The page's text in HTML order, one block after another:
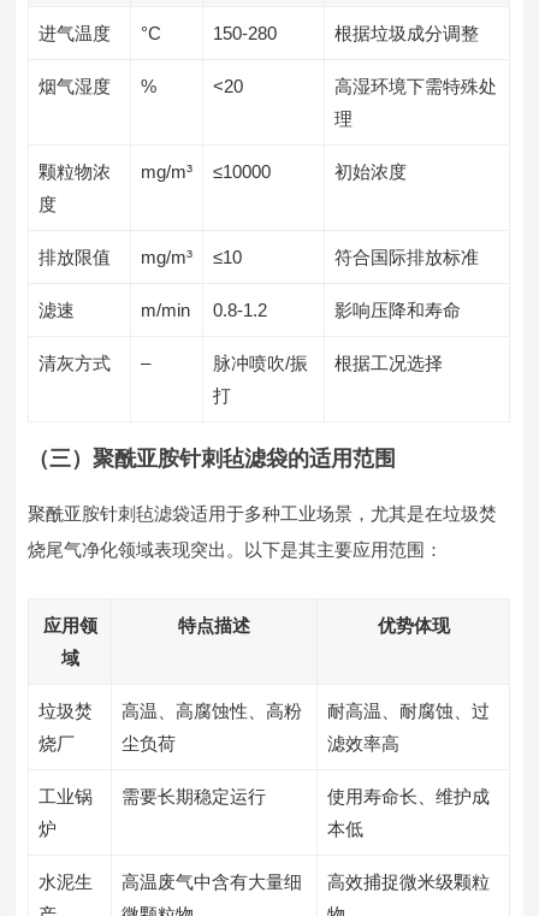
进气温度 °C 150-280 根据垃圾成分调整
烟气湿度 % <20
高湿环境下需特殊处
理
颗粒物浓
度
mg/m³ ≤10000 初始浓度
排放限值 mg/m³ ≤10 符合国际排放标准
滤速 m/min 0.8-1.2 影响压降和寿命
清灰方式 –
脉冲喷吹/振
打
根据工况选择
（三）聚酰亚胺针刺毡滤袋的适用范围
聚酰亚胺针刺毡滤袋适用于多种工业场景，尤其是在垃圾焚
烧尾气净化领域表现突出。以下是其主要应用范围：
应用领
域
特点描述 优势体现
垃圾焚
烧厂
高温、高腐蚀性、高粉
尘负荷
耐高温、耐腐蚀、过
滤效率高
工业锅
炉
需要长期稳定运行
使用寿命长、维护成
本低
水泥生
高温废气中含有大量细
高效捕捉微米级颗粒